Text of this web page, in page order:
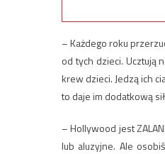
– Każdego roku
od tych dzieci. Ucztują
krew dzieci. Jedzą ich
to daje im dodatkową
– Hollywood jest
lub aluzyjne. Ale